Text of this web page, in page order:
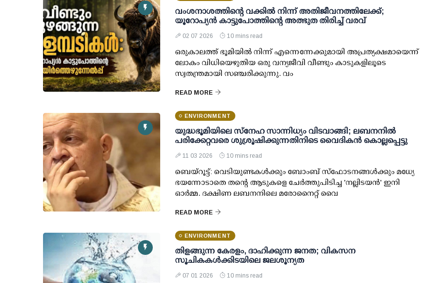
വംശനാശത്തിന്റെ വക്കില്‍ നിന്ന് അതിജീവനത്തിലേക്ക്;
യൂറോപ്യന്‍ കാട്ടുപോത്തിന്റെ അത്ഭുത തിരിച്ച് വരവ്
02 07 2026 10 mins read
ഒരുകാലത്ത് ഭൂമിയില്‍ നിന്ന് എന്നെന്നേക്കുമായി അപ്രത്യക്ഷമായെന്ന്
ലോകം വിധിയെഴുതിയ ഒരു വന്യജീവി വീണ്ടും കാടുകളിലൂടെ
സ്വതന്ത്രമായി സഞ്ചരിക്കുന്നു. വം
READ MORE
ENVIRONMENT
യുദ്ധഭൂമിയിലെ സ്നേഹ സാന്നിധ്യം വിടവാങ്ങി; ലബനനിൽ
പരിക്കേറ്റവരെ ശുശ്രൂഷിക്കുന്നതിനിടെ വൈദികൻ കൊല്ലപ്പെട്ടു
11 03 2026 10 mins read
ബെയ്‌റൂട്ട്: വെടിയുണ്ടകൾക്കും ബോംബ് സ്‌ഫോടനങ്ങൾക്കും മധ്യേ
ഭയന്നോടാതെ തന്റെ ആടുകളെ ചേർത്തുപിടിച്ച 'നല്ലിടയൻ' ഇനി
ഓർമ്മ. ദക്ഷിണ ലബനനിലെ മരോനൈറ്റ് വൈ
READ MORE
ENVIRONMENT
തിളങ്ങുന്ന കേരളം, ദാഹിക്കുന്ന ജനത; വികസന
സൂചികകൾക്കിടയിലെ ജലശൂന്യത
07 01 2026 10 mins read